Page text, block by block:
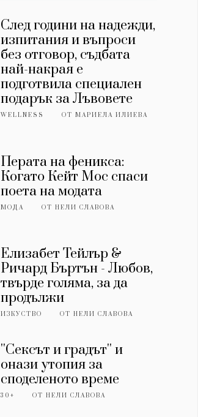
След години на надежди,
изпитания и въпроси
без отговор, съдбата
най-накрая е
подготвила специален
подарък за Лъвовете
WELLNESS ОТМАРИЕЛА ИЛИЕВА
Перата на феникса:
Когато Кейт Мос спаси
поета на модата
МОДА ОТНЕЛИ СЛАВОВА
Елизабет Тейлър &
Ричард Бъртън - Любов,
твърде голяма, за да
продължи
ИЗКУСТВО ОТНЕЛИ СЛАВОВА
''Сексът и градът'' и
онази утопия за
споделеното време
30+ ОТНЕЛИ СЛАВОВА